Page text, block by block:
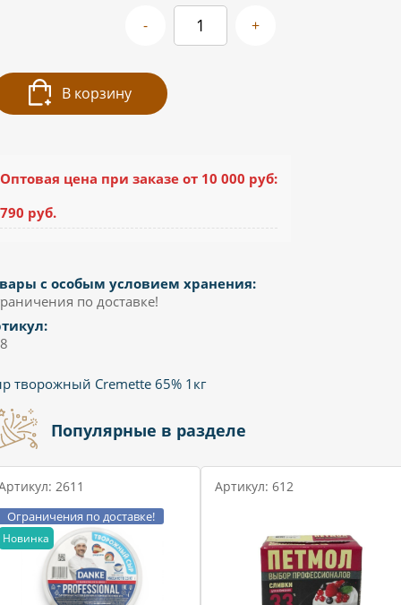
- +
В корзину
Оптовая цена при заказе от 10 000 руб:
790 руб.
с особым условием хранения:
по доставке!
творожный Cremette 65% 1кг
Популярные в разделе
2611
Ограничения по доставке!
Новинка
Артикул: 612